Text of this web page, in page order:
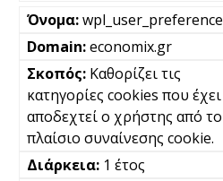
wpl_user_preference
economix.gr
Καθορίζει τις
κατηγορίες cookies που έχει
αποδεχτεί ο χρήστης από το
πλαίσιο συναίνεσης cookie.
1 έτος